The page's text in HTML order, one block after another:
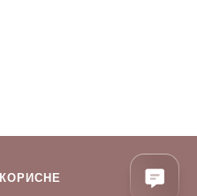
КОРИСНЕ